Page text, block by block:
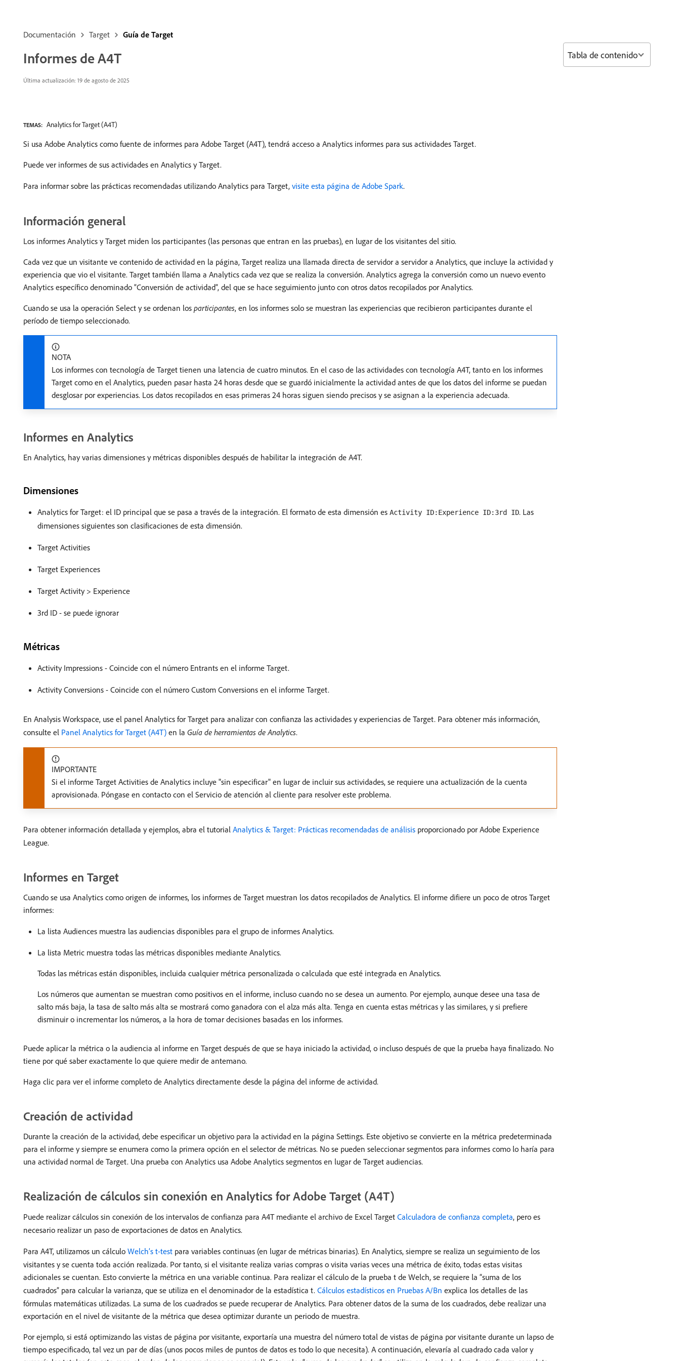
Documentación Target Guía de Target
Informes de A4T
Última actualización: 19 de agosto de 2025
TEMAS: Analytics for Target (A4T)
Si usa Adobe Analytics como fuente de informes para Adobe Target (A4T), tendrá acceso a Analytics informes para sus actividades Target.
Puede ver informes de sus actividades en Analytics y Target.
Para informar sobre las prácticas recomendadas utilizando Analytics para Target, visite esta página de Adobe Spark.
Información general
Los informes Analytics y Target miden los participantes (las personas que entran en las pruebas), en lugar de los visitantes del sitio.
Cada vez que un visitante ve contenido de actividad en la página, Target realiza una llamada directa de servidor a servidor a Analytics, que incluye la actividad y
experiencia que vio el visitante. Target también llama a Analytics cada vez que se realiza la conversión. Analytics agrega la conversión como un nuevo evento
Analytics específico denominado “Conversión de actividad”, del que se hace seguimiento junto con otros datos recopilados por Analytics.
Cuando se usa la operación Select y se ordenan los participantes, en los informes solo se muestran las experiencias que recibieron participantes durante el
período de tiempo seleccionado.
NOTA
Los informes con tecnología de Target tienen una latencia de cuatro minutos. En el caso de las actividades con tecnología A4T, tanto en los informes
Target como en el Analytics, pueden pasar hasta 24 horas desde que se guardó inicialmente la actividad antes de que los datos del informe se puedan
desglosar por experiencias. Los datos recopilados en esas primeras 24 horas siguen siendo precisos y se asignan a la experiencia adecuada.
Informes en Analytics
En Analytics, hay varias dimensiones y métricas disponibles después de habilitar la integración de A4T.
Dimensiones
Analytics for Target: el ID principal que se pasa a través de la integración. El formato de esta dimensión es Activity ID:Experience ID:3rd ID. Las
dimensiones siguientes son clasificaciones de esta dimensión.
Target Activities
Target Experiences
Target Activity > Experience
3rd ID - se puede ignorar
Métricas
Activity Impressions - Coincide con el número Entrants en el informe Target.
Activity Conversions - Coincide con el número Custom Conversions en el informe Target.
En Analysis Workspace, use el panel Analytics for Target para analizar con confianza las actividades y experiencias de Target. Para obtener más información,
consulte el Panel Analytics for Target (A4T) en la Guía de herramientas de Analytics.
IMPORTANTE
Si el informe Target Activities de Analytics incluye "sin especificar" en lugar de incluir sus actividades, se requiere una actualización de la cuenta
aprovisionada. Póngase en contacto con el Servicio de atención al cliente para resolver este problema.
Para obtener información detallada y ejemplos, abra el tutorial Analytics & Target: Prácticas recomendadas de análisis proporcionado por Adobe Experience
League.
Informes en Target
Cuando se usa Analytics como origen de informes, los informes de Target muestran los datos recopilados de Analytics. El informe difiere un poco de otros Target
informes:
La lista Audiences muestra las audiencias disponibles para el grupo de informes Analytics.
La lista Metric muestra todas las métricas disponibles mediante Analytics.
Todas las métricas están disponibles, incluida cualquier métrica personalizada o calculada que esté integrada en Analytics.
Los números que aumentan se muestran como positivos en el informe, incluso cuando no se desea un aumento. Por ejemplo, aunque desee una tasa de
salto más baja, la tasa de salto más alta se mostrará como ganadora con el alza más alta. Tenga en cuenta estas métricas y las similares, y si prefiere
disminuir o incrementar los números, a la hora de tomar decisiones basadas en los informes.
Puede aplicar la métrica o la audiencia al informe en Target después de que se haya iniciado la actividad, o incluso después de que la prueba haya finalizado. No
tiene por qué saber exactamente lo que quiere medir de antemano.
Haga clic para ver el informe completo de Analytics directamente desde la página del informe de actividad.
Creación de actividad
Durante la creación de la actividad, debe especificar un objetivo para la actividad en la página Settings. Este objetivo se convierte en la métrica predeterminada
para el informe y siempre se enumera como la primera opción en el selector de métricas. No se pueden seleccionar segmentos para informes como lo haría para
una actividad normal de Target. Una prueba con Analytics usa Adobe Analytics segmentos en lugar de Target audiencias.
Realización de cálculos sin conexión en Analytics for Adobe Target (A4T)
Puede realizar cálculos sin conexión de los intervalos de confianza para A4T mediante el archivo de Excel Target Calculadora de confianza completa, pero es
necesario realizar un paso de exportaciones de datos en Analytics.
Para A4T, utilizamos un cálculo Welch’s t-test para variables continuas (en lugar de métricas binarias). En Analytics, siempre se realiza un seguimiento de los
visitantes y se cuenta toda acción realizada. Por tanto, si el visitante realiza varias compras o visita varias veces una métrica de éxito, todas estas visitas
adicionales se cuentan. Esto convierte la métrica en una variable continua. Para realizar el cálculo de la prueba t de Welch, se requiere la “suma de los
cuadrados” para calcular la varianza, que se utiliza en el denominador de la estadística t. Cálculos estadísticos en Pruebas A/Bn explica los detalles de las
fórmulas matemáticas utilizadas. La suma de los cuadrados se puede recuperar de Analytics. Para obtener datos de la suma de los cuadrados, debe realizar una
exportación en el nivel de visitante de la métrica que desea optimizar durante un periodo de muestra.
Por ejemplo, si está optimizando las vistas de página por visitante, exportaría una muestra del número total de vistas de página por visitante durante un lapso de
tiempo especificado, tal vez un par de días (unos pocos miles de puntos de datos es todo lo que necesita). A continuación, elevaría al cuadrado cada valor y
Tabla de contenido